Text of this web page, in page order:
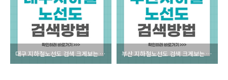
대구 지하철노선도 검색 크게보는 방법 부산 지하철노선도 검색 크게보는 방법